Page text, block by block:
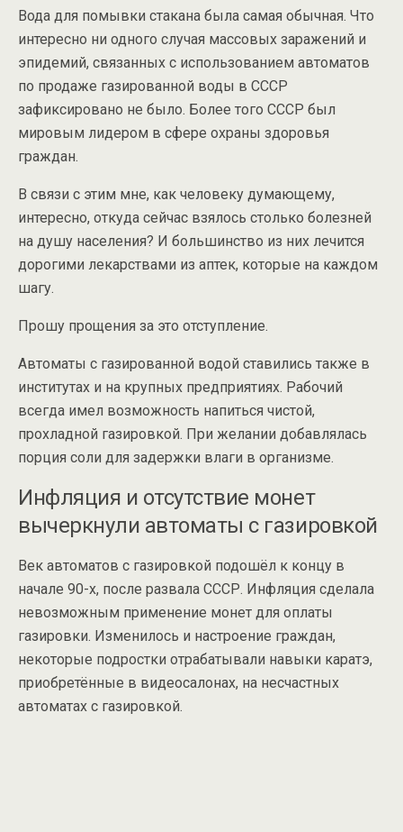
Вода для помывки стакана была самая обычная. Что
интересно ни одного случая массовых заражений и
эпидемий, связанных с использованием автоматов
по продаже газированной воды в СССР
зафиксировано не было. Более того СССР был
мировым лидером в сфере охраны здоровья
граждан.
В связи с этим мне, как человеку думающему,
интересно, откуда сейчас взялось столько болезней
на душу населения? И большинство из них лечится
дорогими лекарствами из аптек, которые на каждом
шагу.
Прошу прощения за это отступление.
Автоматы с газированной водой ставились также в
институтах и на крупных предприятиях. Рабочий
всегда имел возможность напиться чистой,
прохладной газировкой. При желании добавлялась
порция соли для задержки влаги в организме.
Инфляция и отсутствие монет
вычеркнули автоматы с газировкой
Век автоматов с газировкой подошёл к концу в
начале 90-х, после развала СССР. Инфляция сделала
невозможным применение монет для оплаты
газировки. Изменилось и настроение граждан,
некоторые подростки отрабатывали навыки каратэ,
приобретённые в видеосалонах, на несчастных
автоматах с газировкой.